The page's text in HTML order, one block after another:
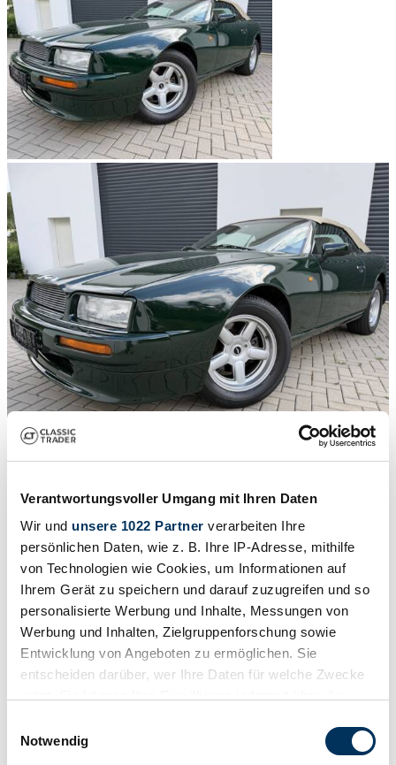
Verantwortungsvoller Umgang mit Ihren Daten
Wir und unsere 1022 Partner verarbeiten Ihre
persönlichen Daten, wie z. B. Ihre IP-Adresse, mithilfe
von Technologien wie Cookies, um Informationen auf
Ihrem Gerät zu speichern und darauf zuzugreifen und so
personalisierte Werbung und Inhalte, Messungen von
Werbung und Inhalten, Zielgruppenforschung sowie
Entwicklung von Angeboten zu ermöglichen. Sie
entscheiden darüber, wer Ihre Daten für welche Zwecke
Trigger Symbol ändern oder widerrufen
Notwendig
1993 | Aston Martin Virage Volante
5,4L V8 1/122 Last Hand Made Aston Martin
£76,760
VAT is reclaimable